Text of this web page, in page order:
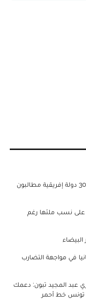
تأشيرة الدخول للولايات المتحدة: مواطنو 30 دولة إفريقية مطالبون
نسب ملئها رغم
في مواجهة التضارب
عبد المجيد تبون: دعمك
تونس خط أحمر